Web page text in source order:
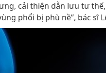
cải thiện dẫn lưu tư
phổi bị phù nề”, bác sĩ